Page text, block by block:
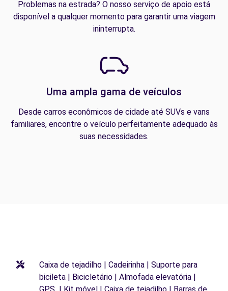
Problemas na estrada? O nosso serviço de apoio está
disponível a qualquer momento para garantir uma viagem
ininterrupta.
Uma ampla gama de veículos
Desde carros econômicos de cidade até SUVs e vans
familiares, encontre o veículo perfeitamente adequado às
suas necessidades.
Caixa de tejadilho | Cadeirinha | Suporte para
bicileta | Bicicletário | Almofada elevatória |